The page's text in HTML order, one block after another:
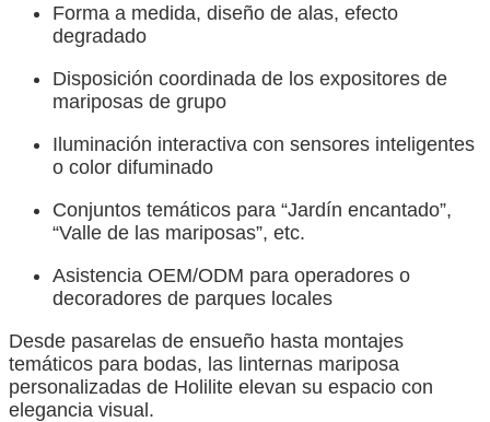
Forma a medida, diseño de alas, efecto
degradado
Disposición coordinada de los expositores de
mariposas de grupo
Iluminación interactiva con sensores inteligentes
o color difuminado
Conjuntos temáticos para “Jardín encantado”,
“Valle de las mariposas”, etc.
Asistencia OEM/ODM para operadores o
decoradores de parques locales
Desde pasarelas de ensueño hasta montajes
temáticos para bodas, las linternas mariposa
personalizadas de Holilite elevan su espacio con
elegancia visual.